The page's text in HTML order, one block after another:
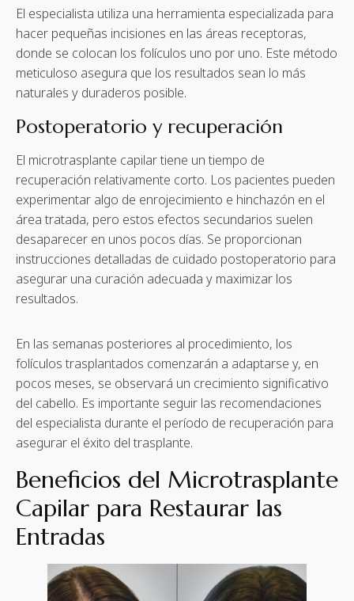
El especialista utiliza una herramienta especializada para
hacer pequeñas incisiones en las áreas receptoras,
donde se colocan los folículos uno por uno. Este método
meticuloso asegura que los resultados sean lo más
naturales y duraderos posible.
Postoperatorio y recuperación
El microtrasplante capilar tiene un tiempo de
recuperación relativamente corto. Los pacientes pueden
experimentar algo de enrojecimiento e hinchazón en el
área tratada, pero estos efectos secundarios suelen
desaparecer en unos pocos días. Se proporcionan
instrucciones detalladas de cuidado postoperatorio para
asegurar una curación adecuada y maximizar los
resultados.
En las semanas posteriores al procedimiento, los
folículos trasplantados comenzarán a adaptarse y, en
pocos meses, se observará un crecimiento significativo
del cabello. Es importante seguir las recomendaciones
del especialista durante el período de recuperación para
asegurar el éxito del trasplante.
Beneficios del Microtrasplante
Capilar para Restaurar las
Entradas